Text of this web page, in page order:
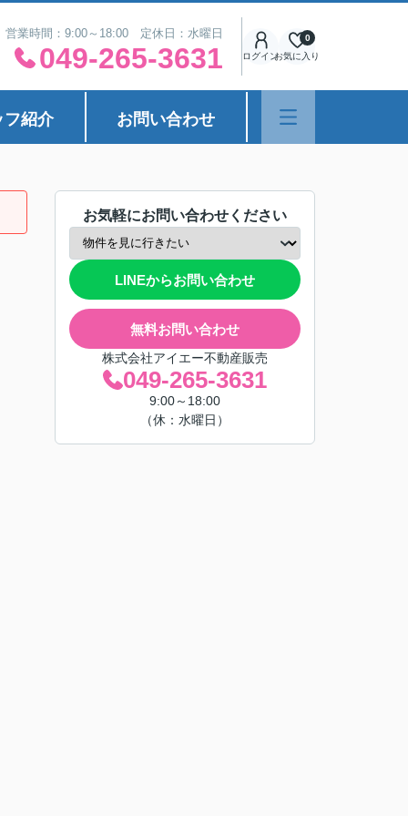
営業時間：9:00～18:00 定休日：水曜日
049-265-3631 ログインお気に入り
0
フ紹介 お問い合わせ
お気軽にお問い合わせください
LINEからお問い合わせ
無料お問い合わせ
株式会社アイエー不動産販売
049-265-3631
9:00～18:00
（休：水曜日）